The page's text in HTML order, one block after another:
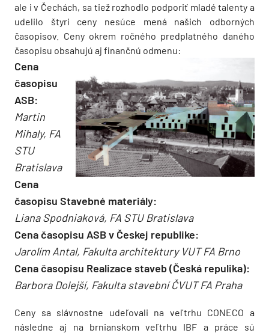
ale i v Čechách, sa tiež rozhodlo podporiť mladé talenty a
udelilo štyri ceny nesúce mená našich odborných
časopisov. Ceny okrem ročného predplatného daného
časopisu obsahujú aj finančnú odmenu:
Cena
časopisu
ASB:
Martin
Mihaly, FA
STU
Bratislava
Cena
časopisu Stavebné materiály:
Liana Spodniaková, FA STU Bratislava
Cena časopisu ASB v Českej republike:
Jarolím Antal, Fakulta architektury VUT FA Brno
Cena časopisu Realizace staveb (Česká repulika):
Barbora Dolejší, Fakulta stavební ČVUT FA Praha
Ceny sa slávnostne udeľovali na veľtrhu CONECO a
následne aj na brnianskom veľtrhu IBF a práce sú